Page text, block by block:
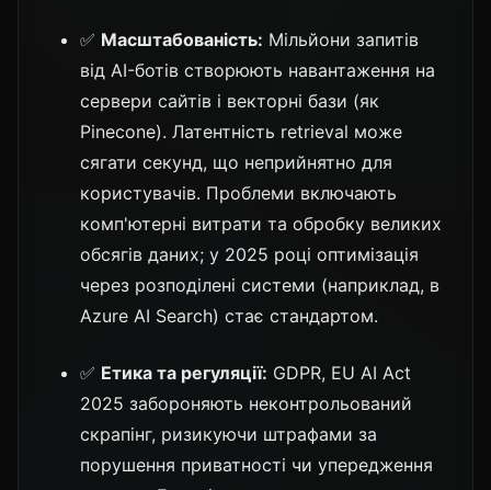
✅ Масштабованість: Мільйони запитів
від AI-ботів створюють навантаження на
сервери сайтів і векторні бази (як
Pinecone). Латентність retrieval може
сягати секунд, що неприйнятно для
користувачів. Проблеми включають
комп'ютерні витрати та обробку великих
обсягів даних; у 2025 році оптимізація
через розподілені системи (наприклад, в
Azure AI Search) стає стандартом.
✅ Етика та регуляції: GDPR, EU AI Act
2025 забороняють неконтрольований
скрапінг, ризикуючи штрафами за
порушення приватності чи упередження